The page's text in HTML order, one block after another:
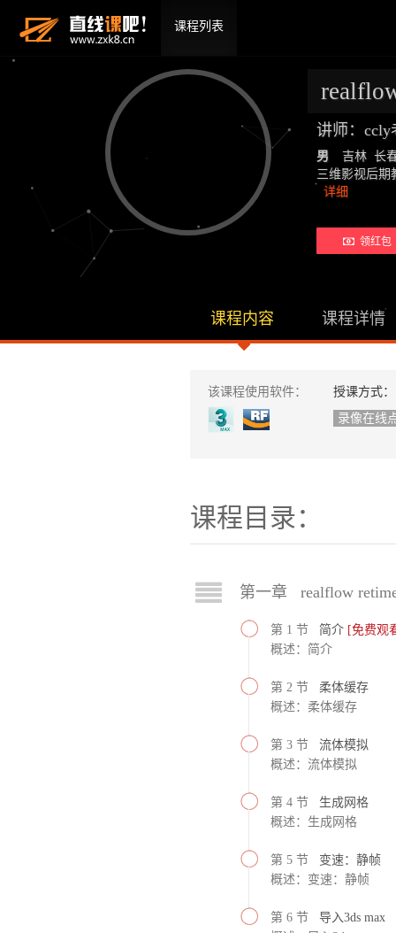
课程列表
讲师：ccly
男
吉林 长
三维影视后期
详细
领红包
课程内容 课程详情
该课程使用软件：
授课方式：
录像在线
课程目录：
第一章 realflow
第 1 节 简介 [免费观
概述：简介
第 2 节 柔体缓存
概述：柔体缓存
第 3 节 流体模拟
概述：流体模拟
第 4 节 生成网格
概述：生成网格
第 5 节 变速：静帧
概述：变速：静帧
第 6 节 导入3ds max